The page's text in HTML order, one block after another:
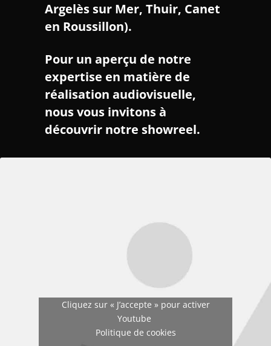
Argelès sur Mer, Thuir, Canet
en Roussillon).
Pour un aperçu de notre
expertise en matière de
réalisation audiovisuelle,
nous vous invitons à
découvrir notre showreel.
Cliquez sur « J’accepte » pour activer
Youtube
Politique de cookies